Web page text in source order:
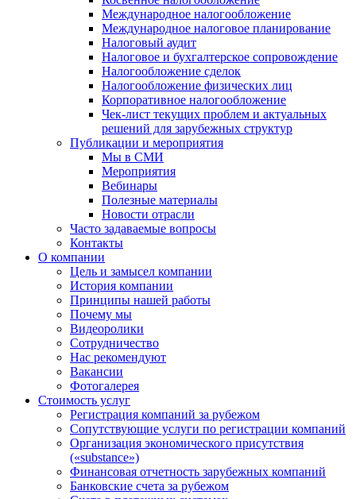
Международное налогообложение
Международное налоговое планирование
Налоговый аудит
Налоговое и бухгалтерское сопровождение
Налогообложение сделок
Налогообложение физических лиц
Корпоративное налогообложение
Чек-лист текущих проблем и актуальных
решений для зарубежных структур
Публикации и мероприятия
Мы в СМИ
Мероприятия
Вебинары
Полезные материалы
Новости отрасли
Часто задаваемые вопросы
Контакты
О компании
Цель и замысел компании
История компании
Принципы нашей работы
Почему мы
Видеоролики
Сотрудничество
Нас рекомендуют
Вакансии
Фотогалерея
Стоимость услуг
Регистрация компаний за рубежом
Сопутствующие услуги по регистрации компаний
Организация экономического присутствия
(«substance»)
Финансовая отчетность зарубежных компаний
Банковские счета за рубежом